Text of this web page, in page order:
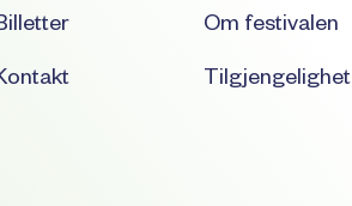
Om festivalen
Tilgjengelighet